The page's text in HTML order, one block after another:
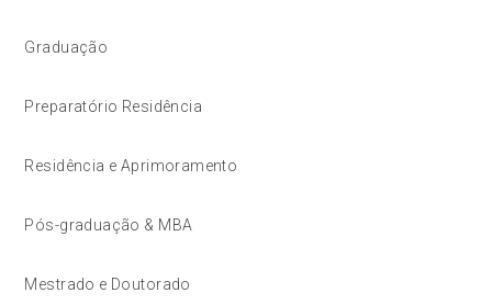
Graduação
Preparatório Residência
Residência e Aprimoramento
Pós-graduação & MBA
Mestrado e Doutorado